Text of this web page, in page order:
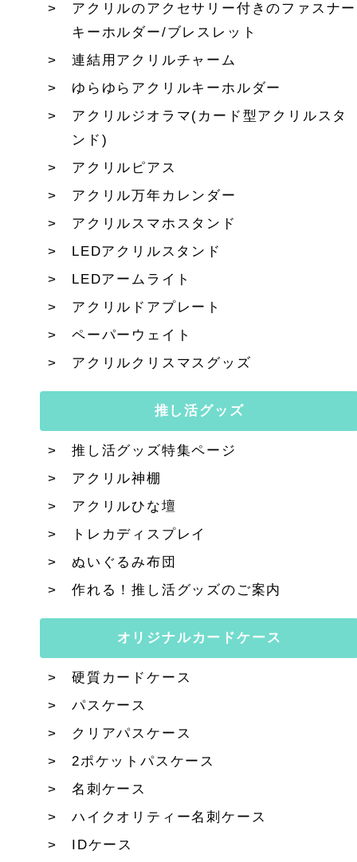
アクリルのアクセサリー付きのファスナー
キーホルダー/ブレスレット
連結用アクリルチャーム
ゆらゆらアクリルキーホルダー
アクリルジオラマ(カード型アクリルスタ
ンド)
アクリルピアス
アクリル万年カレンダー
アクリルスマホスタンド
LEDアクリルスタンド
LEDアームライト
アクリルドアプレート
ペーパーウェイト
アクリルクリスマスグッズ
推し活グッズ
推し活グッズ特集ページ
アクリル神棚
アクリルひな壇
トレカディスプレイ
ぬいぐるみ布団
作れる！推し活グッズのご案内
オリジナルカードケース
硬質カードケース
パスケース
クリアパスケース
2ポケットパスケース
名刺ケース
ハイクオリティー名刺ケース
IDケース